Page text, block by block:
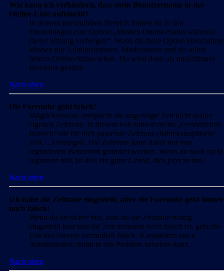
Wie kann ich verhindern, dass mein Benutzername in der
Online-Liste auftaucht?
In deinem persönlichen Bereich findest du in den
Einstellungen eine Option „Meinen Online-Status während
dieser Sitzung verbergen“. Wenn du diese Option
können nur Administratoren, Moderatoren und du selbst
deinen Online-Status sehen. Du wirst dann als unsichtbarer
Besucher gezählt.
Nach oben
Die Forenuhr geht falsch!
Möglicherweise entspricht die angezeigte Zeit nicht deiner
eigenen Zeitzone. In diesem Fall solltest du im „Persönlichen
Bereich“ die für dich passende Zeitzone (Mitteleuropäische
Zeit, ...) festlegen. Die Zeitzone kann dabei nur von
registrierten Benutzern geändert werden. Wenn du noch nicht
registriert bist, ist dies ein guter Grund, dies jetzt zu tun.
Nach oben
Ich habe die Zeitzone eingestellt, aber die Forenuhr geht immer
noch falsch!
Wenn du dir sicher bist, dass du die Zeitzone richtig
eingestellt hast und die Zeit trotzdem noch falsch ist, geht die
Uhr des Servers vermutlich falsch. Kontaktiere einen
Administrator, damit er das Problem beheben kann.
Nach oben